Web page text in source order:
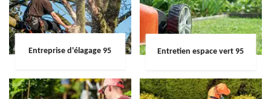
Entreprise d'élagage 95 Entretien espace vert 95